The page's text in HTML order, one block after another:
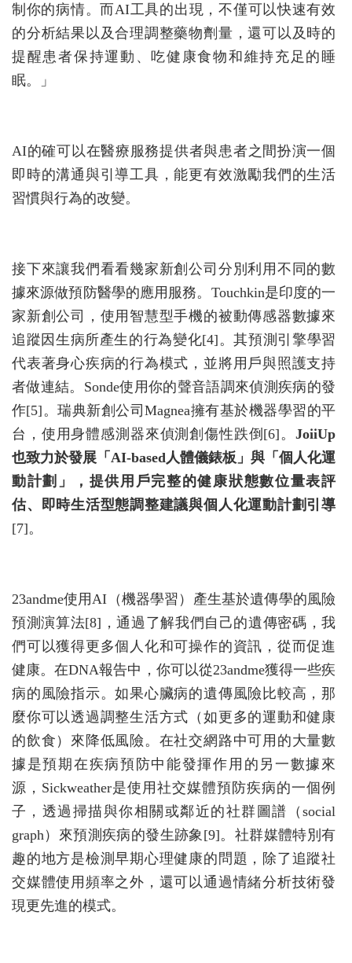
制你的病情。而AI工具的出現，不僅可以快速有效
的分析結果以及合理調整藥物劑量，還可以及時的
提醒患者保持運動、吃健康食物和維持充足的睡
眠。」
AI的確可以在醫療服務提供者與患者之間扮演一個
即時的溝通與引導工具，能更有效激勵我們的生活
習慣與行為的改變。
接下來讓我們看看幾家新創公司分別利用不同的數
據來源做預防醫學的應用服務。Touchkin是印度的一
家新創公司，使用智慧型手機的被動傳感器數據來
追蹤因生病所產生的行為變化[4]。其預測引擎學習
代表著身心疾病的行為模式，並將用戶與照護支持
者做連結。Sonde使用你的聲音語調來偵測疾病的發
作[5]。瑞典新創公司Magnea擁有基於機器學習的平
台，使用身體感測器來偵測創傷性跌倒[6]。JoiiUp
也致力於發展「AI-based人體儀錶板」與「個人化運
動計劃」，提供用戶完整的健康狀態數位量表評
估、即時生活型態調整建議與個人化運動計劃引導
[7]。
23andme使用AI（機器學習）產生基於遺傳學的風險
預測演算法[8]，通過了解我們自己的遺傳密碼，我
們可以獲得更多個人化和可操作的資訊，從而促進
健康。在DNA報告中，你可以從23andme獲得一些疾
病的風險指示。如果心臟病的遺傳風險比較高，那
麼你可以透過調整生活方式（如更多的運動和健康
的飲食）來降低風險。在社交網路中可用的大量數
據是預期在疾病預防中能發揮作用的另一數據來
源，Sickweather是使用社交媒體預防疾病的一個例
子，透過掃描與你相關或鄰近的社群圖譜（social
graph）來預測疾病的發生跡象[9]。社群媒體特別有
趣的地方是檢測早期心理健康的問題，除了追蹤社
交媒體使用頻率之外，還可以通過情緒分析技術發
現更先進的模式。